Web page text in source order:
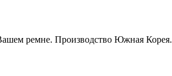
ремне. Производство Южная Корея.